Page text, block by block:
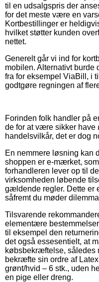
til en udsalgspris der
for det meste være en
Kortbestillinger er
hvilket støtter kunden
nettet.
Generelt går vi ind for
mobilen. Alternativt burde
fra for eksempel ViaBill, i
godtgøre regningen af
Forinden folk handler på
de for at være sikker have
handelsvilkår, det er dog
En nemmere løsning kan
shoppen er e-mærket,
forhandleren lever op til
virksomheden løbende
gældende regler. Dette er
såfremt du møder
Tilsvarende
elementære
til eksempel den
det også essesentielt, at
købsbekræftelse, således
bekræfte sin ordre af
grønt/hvid – 6 stk., uden
en pige eller dreng.